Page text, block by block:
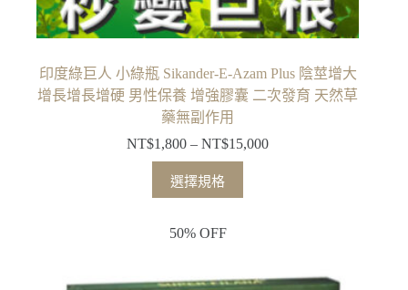
印度綠巨人 小綠瓶 Sikander-E-Azam Plus 陰莖增大
增長增長增硬 男性保養 增強膠囊 二次發育 天然草
藥無副作用
NT$1,800 – NT$15,000
選擇規格
50% OFF